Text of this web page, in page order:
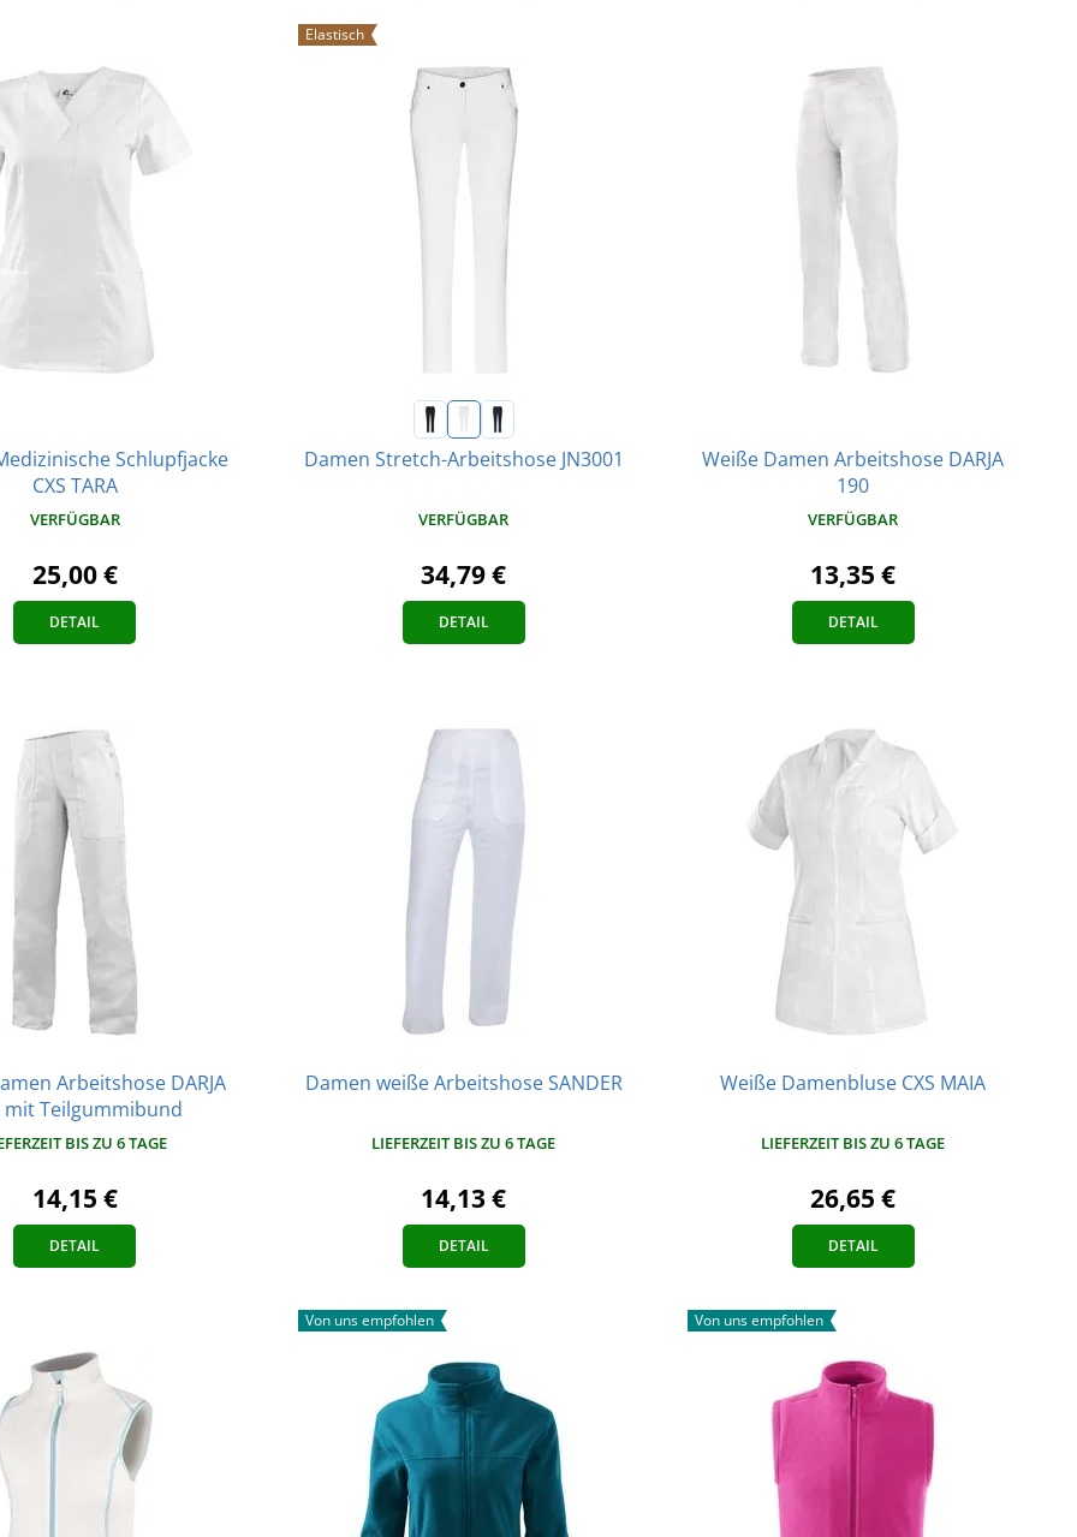
Schlupfjacke
CXS TARA
VERFÜGBAR
25,00 €
DETAIL
Elastisch
Damen Stretch-Arbeitshose JN3001
VERFÜGBAR
34,79 €
DETAIL
Weiße Damen Arbeitshose DARJA
190
VERFÜGBAR
13,35 €
DETAIL
Arbeitshose DARJA
mit Teilgummibund
BIS ZU 6 TAGE
14,15 €
DETAIL
Damen weiße Arbeitshose SANDER
LIEFERZEIT BIS ZU 6 TAGE
14,13 €
DETAIL
Weiße Damenbluse CXS MAIA
LIEFERZEIT BIS ZU 6 TAGE
26,65 €
DETAIL
Von uns empfohlen Von uns empfohlen